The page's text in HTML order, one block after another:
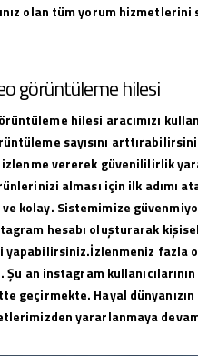
olan tüm yorum hizmetlerini
görüntüleme hilesi
hilesi aracımızı
sayısını
vererek güvenililirlik
alması için ilk adımı
kolay. Sistemimize
hesabı oluşturarak kişisel
yapabilirsiniz.İzlenmeniz fazla
an instagram
geçirmekte. Hayal
yararlanmaya